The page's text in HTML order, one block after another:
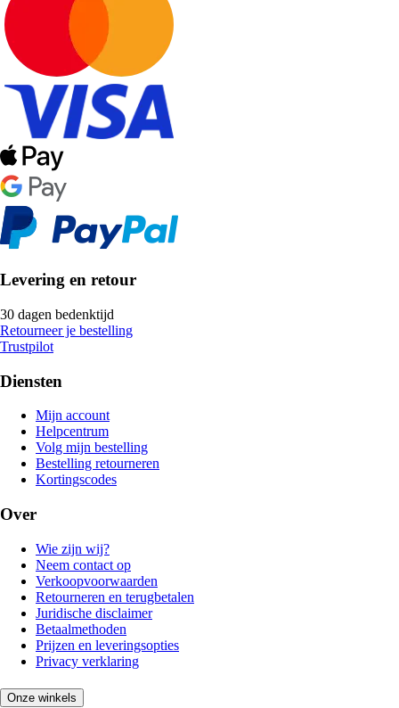
Levering en retour
30 dagen bedenktijd
Retourneer je bestelling
Trustpilot
Diensten
Mijn account
Helpcentrum
Volg mijn bestelling
Bestelling retourneren
Kortingscodes
Over
Wie zijn wij?
Neem contact op
Verkoopvoorwaarden
Retourneren en terugbetalen
Juridische disclaimer
Betaalmethoden
Prijzen en leveringsopties
Privacy verklaring
Onze winkels